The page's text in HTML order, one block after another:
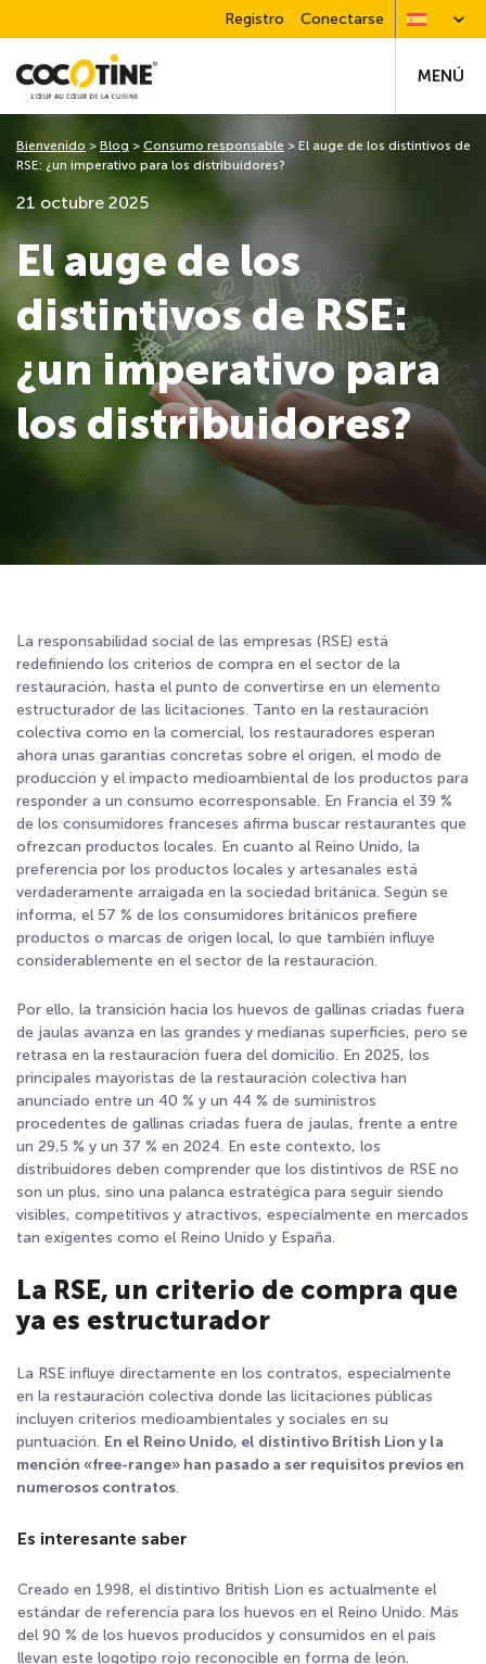
Registro Conectarse
MENÚ
21 octubre 2025
El auge de los
distintivos de RSE:
¿un imperativo para
los distribuidores?
Bienvenido > Blog > Consumo responsable > El auge de los distintivos de
RSE: ¿un imperativo para los distribuidores?
La responsabilidad social de las empresas (RSE) está
redefiniendo los criterios de compra en el sector de la
restauración, hasta el punto de convertirse en un elemento
estructurador de las licitaciones. Tanto en la restauración
colectiva como en la comercial, los restauradores esperan
ahora unas garantías concretas sobre el origen, el modo de
producción y el impacto medioambiental de los productos para
responder a un consumo ecorresponsable. En Francia el 39 %
de los consumidores franceses afirma buscar restaurantes que
ofrezcan productos locales. En cuanto al Reino Unido, la
preferencia por los productos locales y artesanales está
verdaderamente arraigada en la sociedad británica. Según se
informa, el 57 % de los consumidores británicos prefiere
productos o marcas de origen local, lo que también influye
considerablemente en el sector de la restauración.
Por ello, la transición hacia los huevos de gallinas criadas fuera
de jaulas avanza en las grandes y medianas superficies, pero se
retrasa en la restauración fuera del domicilio. En 2025, los
principales mayoristas de la restauración colectiva han
anunciado entre un 40 % y un 44 % de suministros
procedentes de gallinas criadas fuera de jaulas, frente a entre
un 29,5 % y un 37 % en 2024. En este contexto, los
distribuidores deben comprender que los distintivos de RSE no
son un plus, sino una palanca estratégica para seguir siendo
visibles, competitivos y atractivos, especialmente en mercados
tan exigentes como el Reino Unido y España.
La RSE, un criterio de compra que
ya es estructurador
La RSE influye directamente en los contratos, especialmente
en la restauración colectiva donde las licitaciones públicas
incluyen criterios medioambientales y sociales en su
puntuación. En el Reino Unido, el distintivo British Lion y la
mención «free-range» han pasado a ser requisitos previos en
numerosos contratos.
Es interesante saber
Creado en 1998, el distintivo British Lion es actualmente el
estándar de referencia para los huevos en el Reino Unido. Más
del 90 % de los huevos producidos y consumidos en el país
llevan este logotipo rojo reconocible en forma de león.